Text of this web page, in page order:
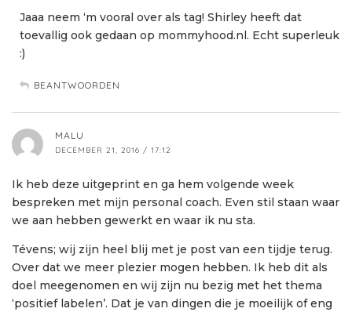
Jaaa neem ‘m vooral over als tag! Shirley heeft dat
toevallig ook gedaan op mommyhood.nl. Echt superleuk
:)
BEANTWOORDEN
MALU
DECEMBER 21, 2016 / 17:12
Ik heb deze uitgeprint en ga hem volgende week
bespreken met mijn personal coach. Even stil staan waar
we aan hebben gewerkt en waar ik nu sta.
Tévens; wij zijn heel blij met je post van een tijdje terug.
Over dat we meer plezier mogen hebben. Ik heb dit als
doel meegenomen en wij zijn nu bezig met het thema
‘positief labelen’. Dat je van dingen die je moeilijk of eng